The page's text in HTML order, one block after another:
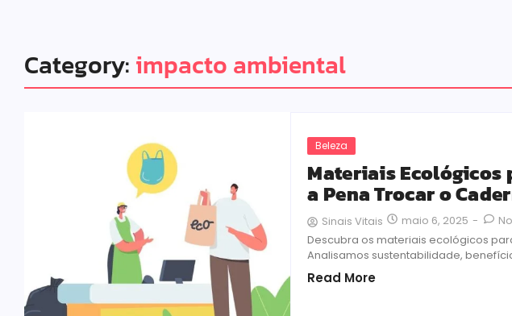
Category: impacto ambiental
Beleza
Materiais Ecológicos
a Pena Trocar o
Sinais Vitais maio 6, 2025 -
Descubra os materiais ecológicos
Analisamos sustentabilidade,
Read More